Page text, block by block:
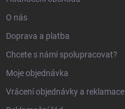
O nás
Doprava a platba
Chcete s námi spolupracovat?
Moje objednávka
Vrácení objednávky a reklamace